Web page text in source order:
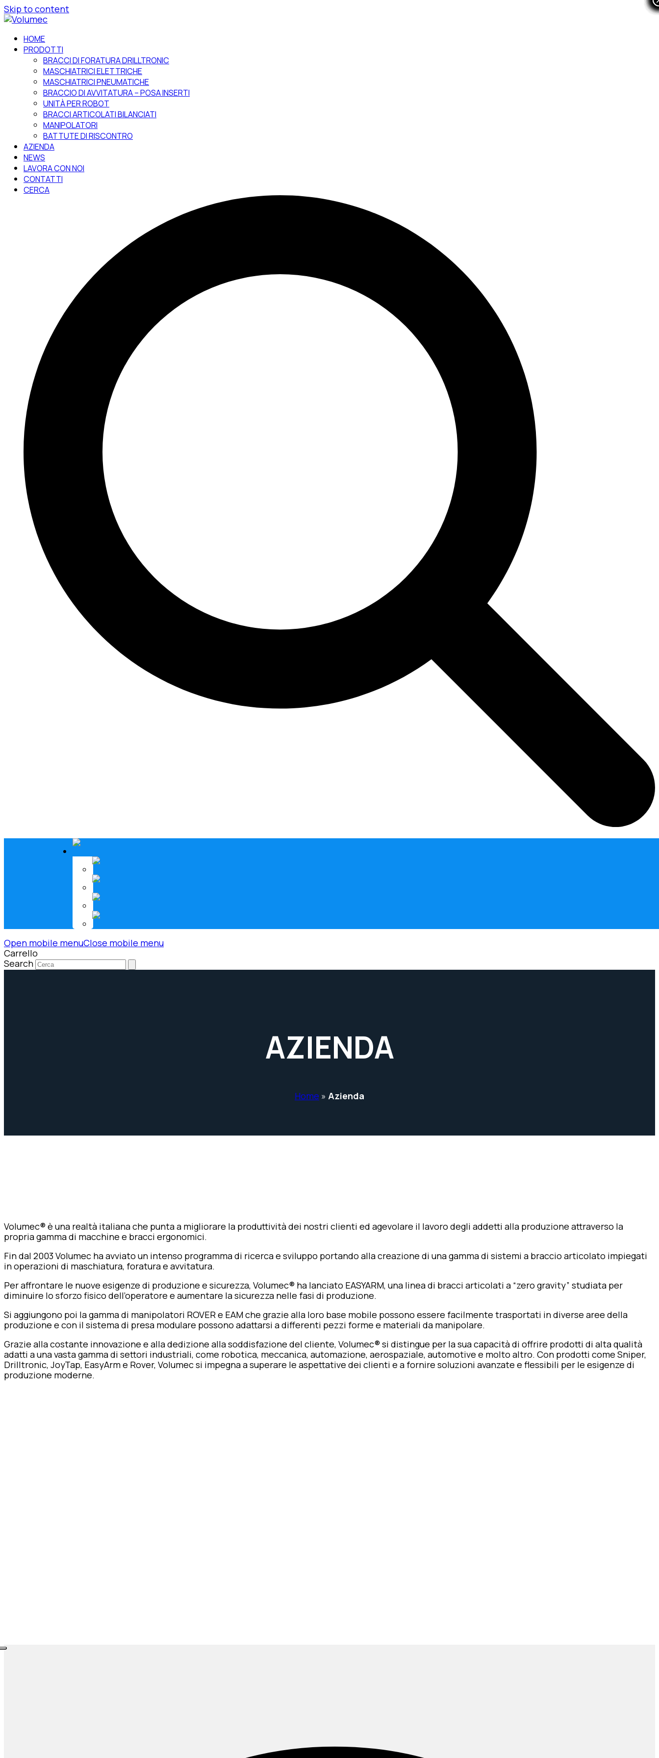
Skip to content
HOME
PRODOTTI
BRACCI DI FORATURA DRILLTRONIC
MASCHIATRICI ELETTRICHE
MASCHIATRICI PNEUMATICHE
BRACCIO DI AVVITATURA – POSA INSERTI
UNITÀ PER ROBOT
BRACCI ARTICOLATI BILANCIATI
MANIPOLATORI
BATTUTE DI RISCONTRO
AZIENDA
NEWS
LAVORA CON NOI
CONTATTI
CERCA
Open mobile menuClose mobile menu
Carrello
Search
AZIENDA
Home » Azienda
Volumec® è una realtà italiana che punta a migliorare la produttività dei nostri clienti ed agevolare il lavoro degli addetti alla produzione attraverso la
propria gamma di macchine e bracci ergonomici.
Fin dal 2003 Volumec ha avviato un intenso programma di ricerca e sviluppo portando alla creazione di una gamma di sistemi a braccio articolato impiegati
in operazioni di maschiatura, foratura e avvitatura.
Per affrontare le nuove esigenze di produzione e sicurezza, Volumec® ha lanciato EASYARM, una linea di bracci articolati a “zero gravity” studiata per
diminuire lo sforzo fisico dell’operatore e aumentare la sicurezza nelle fasi di produzione.
Si aggiungono poi la gamma di manipolatori ROVER e EAM che grazie alla loro base mobile possono essere facilmente trasportati in diverse aree della
produzione e con il sistema di presa modulare possono adattarsi a differenti pezzi forme e materiali da manipolare.
Grazie alla costante innovazione e alla dedizione alla soddisfazione del cliente, Volumec® si distingue per la sua capacità di offrire prodotti di alta qualità
adatti a una vasta gamma di settori industriali, come robotica, meccanica, automazione, aerospaziale, automotive e molto altro. Con prodotti come Sniper,
Drilltronic, JoyTap, EasyArm e Rover, Volumec si impegna a superare le aspettative dei clienti e a fornire soluzioni avanzate e flessibili per le esigenze di
produzione moderne.